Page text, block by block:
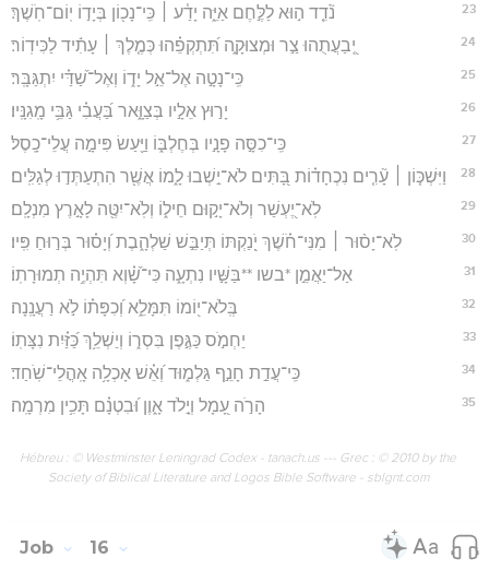
23 נֹ֘דֵ֤ד ה֣וּא לַלֶּ֣חֶם אַיֵּ֑ה יָדַ֓ע ׀ כִּֽי־נָכ֖וֹן בְּיָד֣וֹ יֽוֹם־חֹֽשֶׁךְ׃
24 יְֽ֭בַעֲתֻהוּ צַ֣ר וּמְצוּקָ֑ה תִּ֝תְקְפֵ֗הוּ כְּמֶ֤לֶךְ ׀ עָתִ֬יד לַכִּידֽוֹר׃
25 כִּֽי־נָטָ֣ה אֶל־אֵ֣ל יָד֑וֹ וְאֶל־שַׁ֝דַּ֗י יִתְגַּבָּֽר׃
26 יָר֣וּץ אֵלָ֣יו בְּצַוָּ֑אר בַּ֝עֲבִ֗י גַּבֵּ֥י מָֽגִנָּֽיו׃
27 כִּֽי־כִסָּ֣ה פָנָ֣יו בְּחֶלְבּ֑וֹ וַיַּ֖עַשׂ פִּימָ֣ה עֲלֵי־כָֽסֶל׃
28 וַיִּשְׁכּ֤וֹן ׀ עָ֘רִ֤ים נִכְחָד֗וֹת בָּ֭תִּים לֹא־יֵ֣שְׁבוּ לָ֑מוֹ אֲשֶׁ֖ר הִתְעַתְּד֣וּ לְגַלִּֽים׃
29 לֹֽא־יֶ֭עְשַׁר וְלֹא־יָק֣וּם חֵיל֑וֹ וְלֹֽא־יִטֶּ֖ה לָאָ֣רֶץ מִנְלָֽם׃
30 לֹֽא־יָס֨וּר ׀ מִנִּי־חֹ֗שֶׁךְ יֹֽ֭נַקְתּוֹ תְּיַבֵּ֣שׁ שַׁלְהָ֑בֶת וְ֝יָס֗וּר בְּר֣וּחַ פִּֽיו׃
31 אַל־יַאֲמֵ֣ן *בשו **בַּשָּׁ֣יו נִתְעָ֑ה כִּי־שָׁ֝֗וְא תִּהְיֶ֥ה תְמוּרָתֽוֹ׃
32 בְּֽלֹא־י֭וֹמוֹ תִּמָּלֵ֑א וְ֝כִפָּת֗וֹ לֹ֣א רַעֲנָֽנָה׃
33 יַחְמֹ֣ס כַּגֶּ֣פֶן בִּסְר֑וֹ וְיַשְׁלֵ֥ךְ כַּ֝זַּ֗יִת נִצָּתֽוֹ׃
34 כִּֽי־עֲדַ֣ת חָנֵ֣ף גַּלְמ֑וּד וְ֝אֵ֗שׁ אָכְלָ֥ה אָֽהֳלֵי־שֹֽׁחַד׃
35 הָרֹ֣ה עָ֭מָל וְיָ֣לֹד אָ֑וֶן וּ֝בִטְנָ֗ם תָּכִ֥ין מִרְמָֽה׃
Hébreu : © Westminster Leningrad Codex - tanach.us --- Grec : © 2010 by the
Society of Biblical Literature and Logos Bible Software - sblgnt.com
Job 16